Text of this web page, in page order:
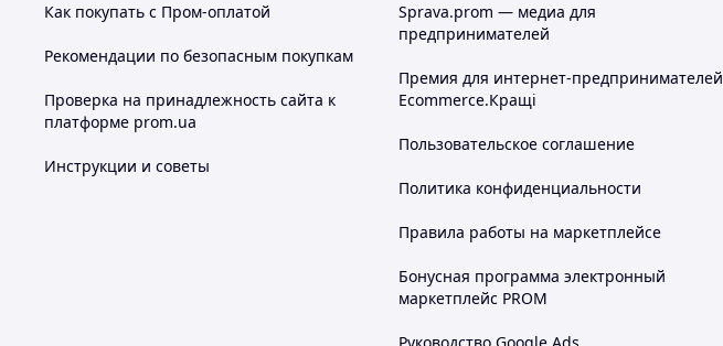
Індивідуальний дизайн
Професійна консультація продавця
Великий асортимент товару, що постійно оновлюється
Как покупать с Пром-оплатой
Рекомендации по безопасным покупкам
Проверка на принадлежность сайта к
платформе prom.ua
Инструкции и советы
Sprava.prom — медиа для
предпринимателей
Премия для интернет-предпринимателей
Ecommerce.Кращі
Пользовательское соглашение
Политика конфиденциальности
Правила работы на маркетплейсе
Бонусная программа электронный
маркетплейс PROM